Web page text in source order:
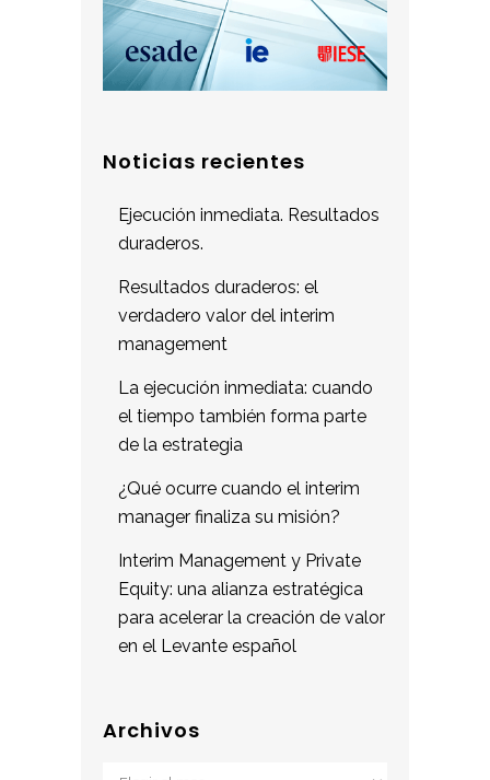
Noticias recientes
Ejecución inmediata. Resultados
duraderos.
Resultados duraderos: el
verdadero valor del interim
management
La ejecución inmediata: cuando
el tiempo también forma parte
de la estrategia
¿Qué ocurre cuando el interim
manager finaliza su misión?
Interim Management y Private
Equity: una alianza estratégica
para acelerar la creación de valor
en el Levante español
Archivos
Archivos